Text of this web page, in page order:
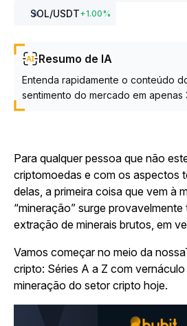
SOL/USDT+1.00%
Resumo de IA
Entenda rapidamente o conteúdo
sentimento do mercado em apenas
Para qualquer pessoa que não
criptomoedas e com os aspectos
delas, a primeira coisa que vem à
“mineração” surge
extração de minerais brutos, em
Vamos começar no meio da
cripto: Séries A a Z com
mineração do setor cripto hoje.